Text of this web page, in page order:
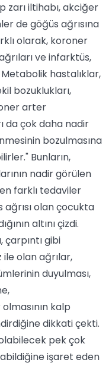
zarı iltihabı, akciğer
de göğüs ağrısına
olarak, koroner
ve infarktüs,
hastalıklar,
bozuklukları,
arter
da çok daha nadir
bozulmasına
Bunların,
nadir görülen
farklı tedaviler
olan çocukta
altını çizdi.
çarpıntı gibi
olan ağrılar,
duyulması,
kalp
dikkati çekti.
pek çok
işaret eden